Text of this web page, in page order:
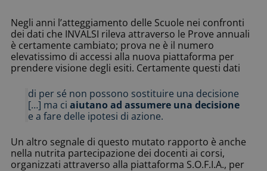
Negli anni l’atteggiamento delle Scuole nei confronti
dei dati che INVALSI rileva attraverso le Prove annuali
è certamente cambiato; prova ne è il numero
elevatissimo di accessi alla nuova piattaforma per
prendere visione degli esiti. Certamente questi dati
di per sé non possono sostituire una decisione
[…] ma ci aiutano ad assumere una decisione
e a fare delle ipotesi di azione.
Un altro segnale di questo mutato rapporto è anche
nella nutrita partecipazione dei docenti ai corsi,
organizzati attraverso alla piattaforma S.O.F.I.A., per